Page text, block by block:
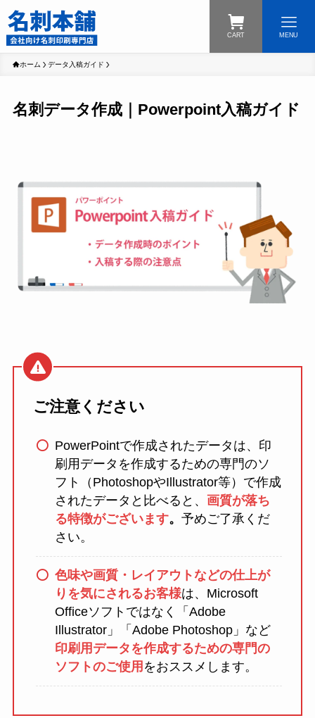
CART MENU
ホーム データ入稿ガイド
名刺データ作成｜Powerpoint入稿ガイド
ご注意ください
PowerPointで作成されたデータは、印
刷用データを作成するための専門のソ
フト（PhotoshopやIllustrator等）で作成
されたデータと比べると、 画質が落ち
る特徴がございます。予めご了承くだ
さい。
色味や画質・レイアウトなどの仕上が
りを気にされるお客様は、Microsoft
Officeソフトではなく「Adobe
Illustrator」「Adobe Photoshop」など
印刷用データを作成するための専門の
ソフトのご使用 をおススメします。